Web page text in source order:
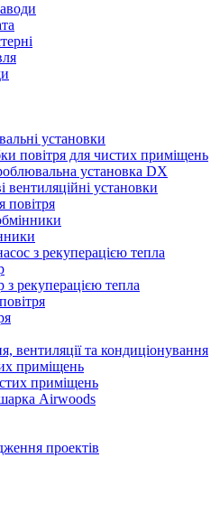
установки
повітря для чистих приміщень
установка DX
вентиляційні установки
повітря
з рекуперацією тепла
з рекуперацією тепла
вентиляції та кондиціонування
приміщень
приміщень
Airwoods
проектів